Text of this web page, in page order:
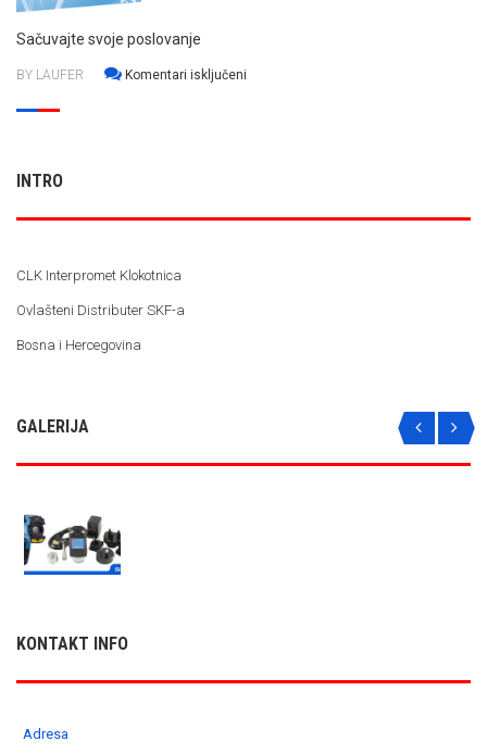
Sačuvajte svoje poslovanje
BY LAUFER Komentari isključeni
INTRO
CLK Interpromet Klokotnica
Ovlašteni Distributer SKF-a
Bosna i Hercegovina
GALERIJA
KONTAKT INFO
Adresa